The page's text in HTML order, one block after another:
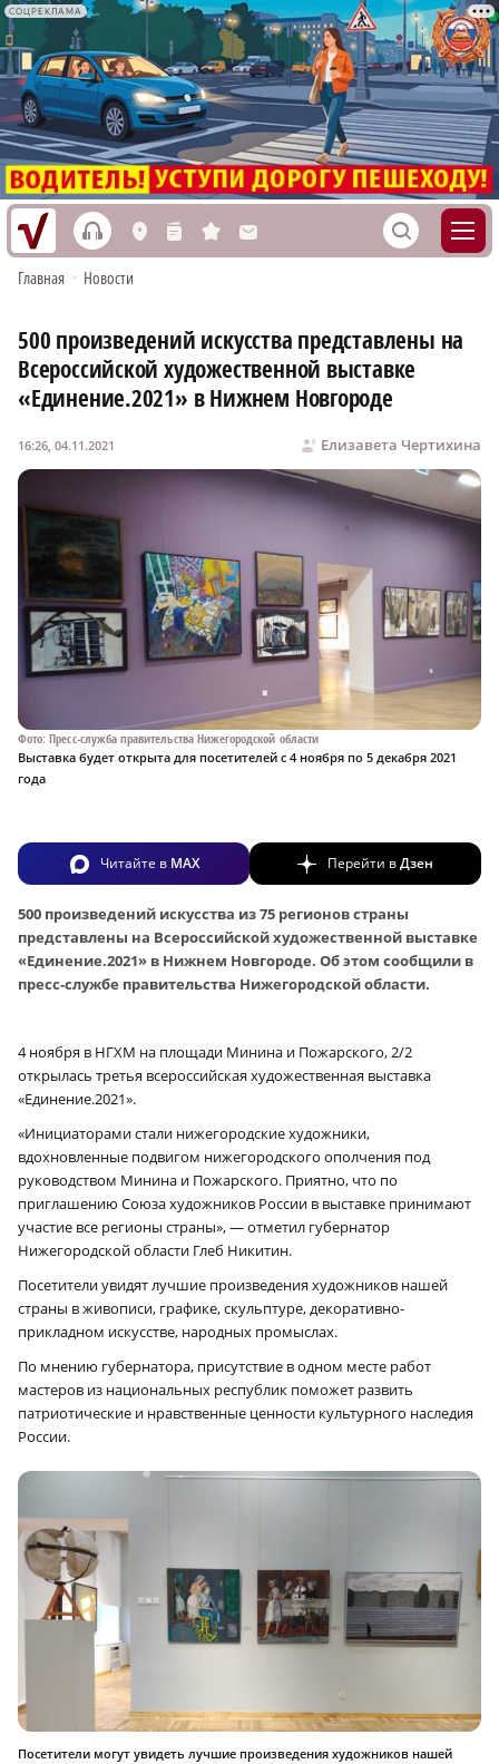
СОЦРЕКЛАМА
h L n s M S
Главная • Новости
500 произведений искусства представлены на
Всероссийской художественной выставке
«Единение.2021» в Нижнем Новгороде
Елизавета Чертихина
16:26, 04.11.2021
Фото: Пресс-служба правительства Нижегородской области
Выставка будет открыта для посетителей с 4 ноября по 5 декабря 2021
года
Читайте в MAX Перейти вДзен
500 произведений искусства из 75 регионов страны
представлены на Всероссийской художественной выставке
«Единение.2021» в Нижнем Новгороде. Об этом сообщили в
пресс-службе правительства Нижегородской области.
4 ноября в НГХМ на площади Минина и Пожарского, 2/2
открылась третья всероссийская художественная выставка
«Единение.2021».
«Инициаторами стали нижегородские художники,
вдохновленные подвигом нижегородского ополчения под
руководством Минина и Пожарского. Приятно, что по
приглашению Союза художников России в выставке принимают
участие все регионы страны», — отметил губернатор
Нижегородской области Глеб Никитин.
Посетители увидят лучшие произведения художников нашей
страны в живописи, графике, скульптуре, декоративно-
прикладном искусстве, народных промыслах.
По мнению губернатора, присутствие в одном месте работ
мастеров из национальных республик поможет развить
патриотические и нравственные ценности культурного наследия
России.
Посетители могут увидеть лучшие произведения художников нашей